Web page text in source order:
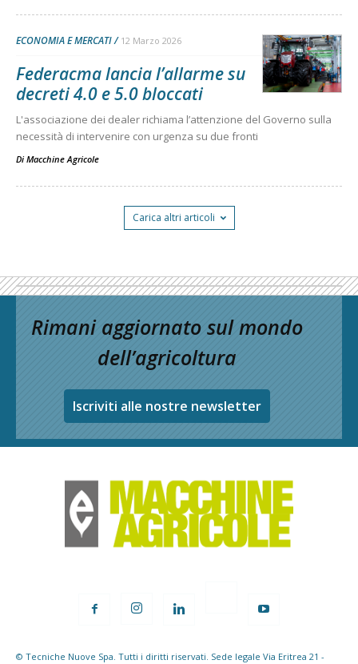
ECONOMIA E MERCATI 12 Marzo 2026
Federacma lancia l’allarme su
decreti 4.0 e 5.0 bloccati
L'associazione dei dealer richiama l’attenzione del Governo sulla
necessità di intervenire con urgenza su due fronti
Di Macchine Agricole
Carica altri articoli
Rimani aggiornato sul mondo
dell’agricoltura
Iscriviti alle nostre newsletter
© Tecniche Nuove Spa. Tutti i diritti riservati. Sede legale Via Eritrea 21 -